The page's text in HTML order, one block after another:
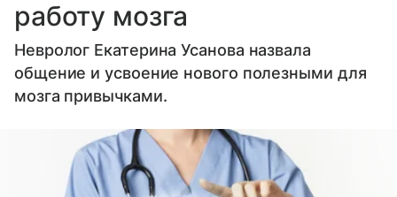
работу мозга
Невролог Екатерина Усанова назвала
общение и усвоение нового полезными для
мозга привычками.